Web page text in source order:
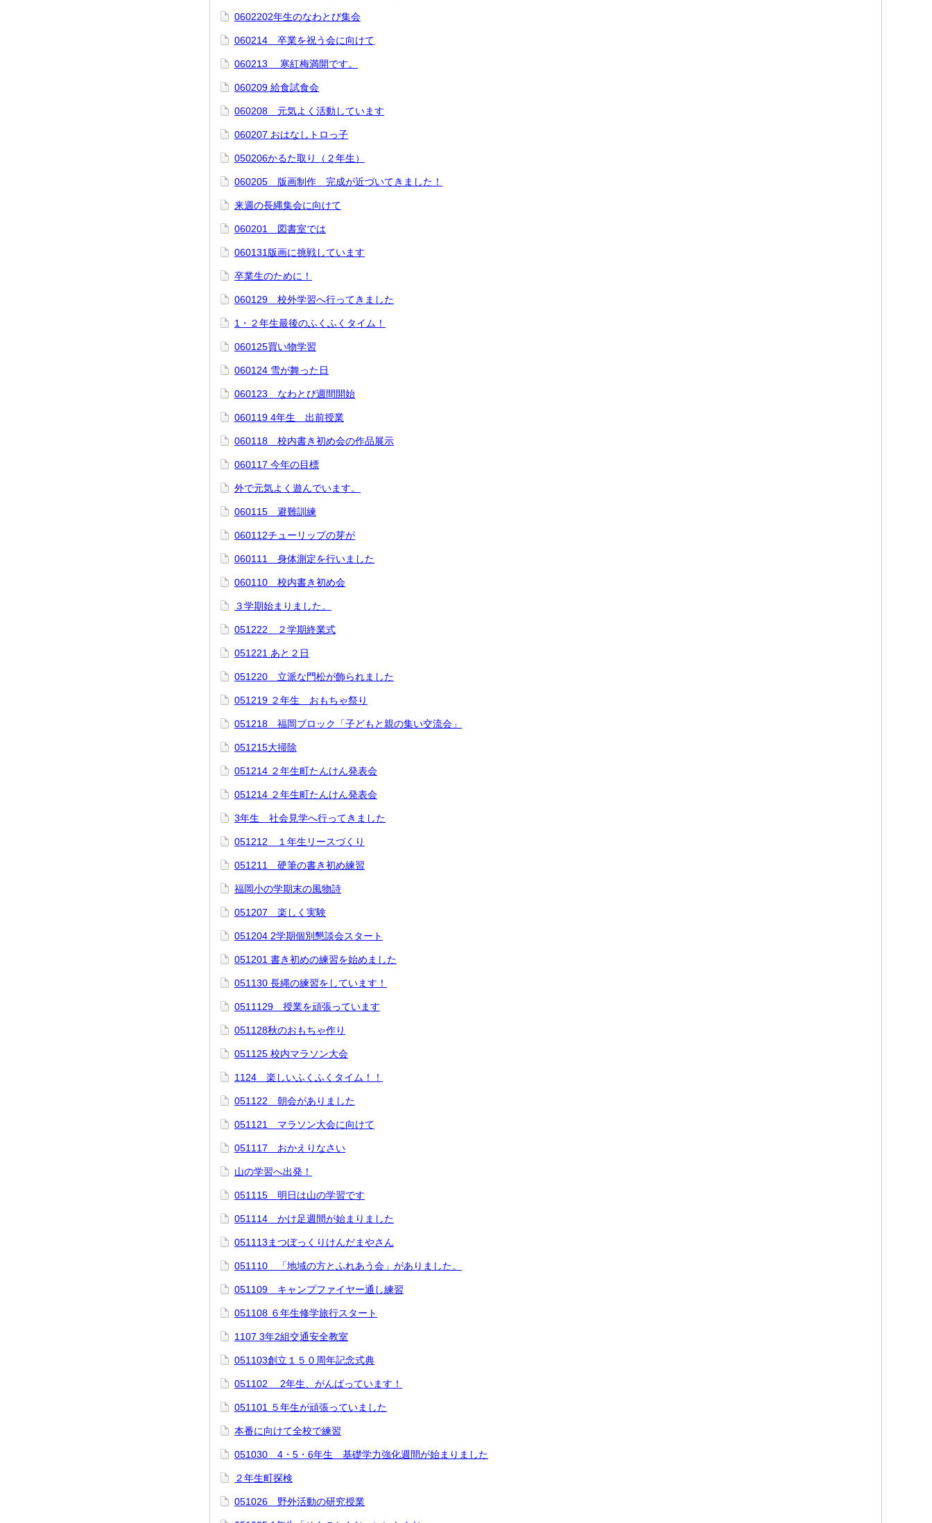
0602202年生のなわとび集会
060214 卒業を祝う会に向けて
060213 寒紅梅満開です。
060209 給食試食会
060208 元気よく活動しています
060207 おはなしトロっ子
050206かるた取り（２年生）
060205 版画制作 完成が近づいてきました！
来週の長縄集会に向けて
060201 図書室では
060131版画に挑戦しています
卒業生のために！
060129 校外学習へ行ってきました
1・２年生最後のふくふくタイム！
060125買い物学習
060124 雪が舞った日
060123 なわとび週間開始
060119 4年生 出前授業
060118 校内書き初め会の作品展示
060117 今年の目標
外で元気よく遊んでいます。
060115 避難訓練
060112チューリップの芽が
060111 身体測定を行いました
060110 校内書き初め会
３学期始まりました。
051222 ２学期終業式
051221 あと２日
051220 立派な門松が飾られました
051219 ２年生 おもちゃ祭り
051218 福岡ブロック「子どもと親の集い交流会」
051215大掃除
051214 ２年生町たんけん発表会
051214 ２年生町たんけん発表会
3年生 社会見学へ行ってきました
051212 １年生リースづくり
051211 硬筆の書き初め練習
福岡小の学期末の風物詩
051207 楽しく実験
051204 2学期個別懇談会スタート
051201 書き初めの練習を始めました
051130 長縄の練習をしています！
0511129 授業を頑張っています
051128秋のおもちゃ作り
051125 校内マラソン大会
1124 楽しいふくふくタイム！！
051122 朝会がありました
051121 マラソン大会に向けて
051117 おかえりなさい
山の学習へ出発！
051115 明日は山の学習です
051114 かけ足週間が始まりました
051113まつぼっくりけんだまやさん
051110 「地域の方とふれあう会」がありました。
051109 キャンプファイヤー通し練習
051108 ６年生修学旅行スタート
1107 3年2組交通安全教室
051103創立１５０周年記念式典
051102 2年生、がんばっています！
051101 ５年生が頑張っていました
本番に向けて全校で練習
051030 4・5・6年生 基礎学力強化週間が始まりました
２年生町探検
051026 野外活動の研究授業